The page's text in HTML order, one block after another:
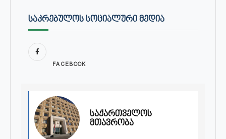
ᲡᲐᲙᲠᲔᲑᲣᲚᲝᲡ ᲡᲝᲪᲘᲐᲚᲣᲠᲘ ᲛᲔᲓᲘᲐ
FACEBOOK
საქართველოს
მთავრობა